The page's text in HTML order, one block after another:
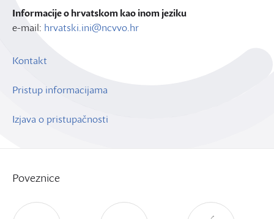
Informacije o hrvatskom kao inom jeziku
e-mail: hrvatski.ini@ncvvo.hr
Kontakt
Pristup informacijama
Izjava o pristupačnosti
Poveznice